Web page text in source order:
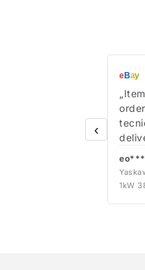
‹
eBay
eo***
1kW